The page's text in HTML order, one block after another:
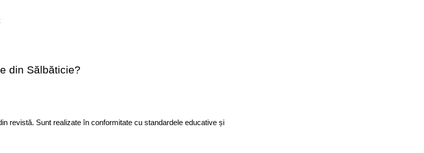
din Sălbăticie?
revistă. Sunt realizate în conformitate cu standardele educative și